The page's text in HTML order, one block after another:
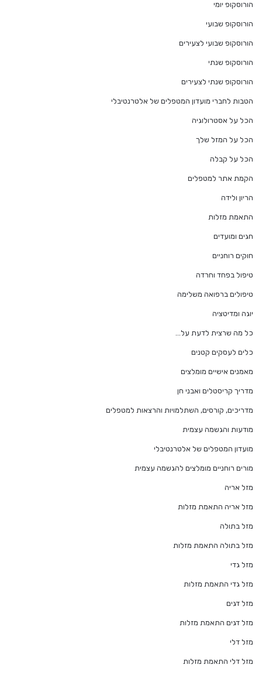
הורוסקופ יומי
הורוסקופ שבועי
הורוסקופ שבועי לצעירים
הורוסקופ שנתי
הורוסקופ שנתי לצעירים
הטבות לחברי מועדון המטפלים של אלטרנטיבלי
הכל על אסטרולוגיה
הכל על המזל שלך
הכל על קבלה
הקמת אתר למטפלים
הריון ולידה
התאמת מזלות
חגים ומועדים
חוקים רוחניים
טיפול בפחד וחרדה
טיפולים ברפואה משלימה
יוגה ומדיטציה
כל מה שרצית לדעת על…
כלים לעסקים קטנים
מאמנים אישיים מומלצים
מדריך קריסטלים ואבני חן
מדריכים, קורסים, השתלמויות והרצאות למטפלים
מודעות והגשמה עצמית
מועדון המטפלים של אלטרנטיבלי
מורים רוחניים מומלצים להגשמה עצמית
מזל אריה
מזל אריה התאמת מזלות
מזל בתולה
מזל בתולה התאמת מזלות
מזל גדי
מזל גדי התאמת מזלות
מזל דגים
מזל דגים התאמת מזלות
מזל דלי
מזל דלי התאמת מזלות